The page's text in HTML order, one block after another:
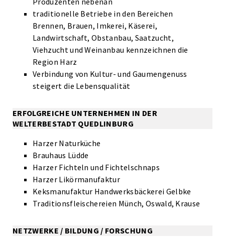
traditionelle Betriebe in den Bereichen
Brennen, Brauen, Imkerei, Käserei,
Landwirtschaft, Obstanbau, Saatzucht,
Viehzucht und Weinanbau kennzeichnen die
Region Harz
Verbindung von Kultur- und Gaumengenuss
steigert die Lebensqualität
ERFOLGREICHE UNTERNEHMEN IN DER
WELTERBESTADT QUEDLINBURG
Harzer Naturküche
Brauhaus Lüdde
Harzer Fichteln und Fichtelschnaps
Harzer Likörmanufaktur
Keksmanufaktur Handwerksbäckerei Gelbke
Traditionsfleischereien Münch, Oswald, Krause
NETZWERKE / BILDUNG / FORSCHUNG